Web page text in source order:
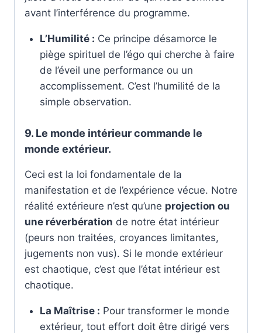
avant l’interférence du programme.
L’Humilité : Ce principe désamorce le
piège spirituel de l’égo qui cherche à faire
de l’éveil une performance ou un
accomplissement. C’est l’humilité de la
simple observation.
9. Le monde intérieur commande le
monde extérieur.
Ceci est la loi fondamentale de la
manifestation et de l’expérience vécue. Notre
réalité extérieure n’est qu’une projection ou
une réverbération de notre état intérieur
(peurs non traitées, croyances limitantes,
jugements non vus). Si le monde extérieur
est chaotique, c’est que l’état intérieur est
chaotique.
La Maîtrise : Pour transformer le monde
extérieur, tout effort doit être dirigé vers